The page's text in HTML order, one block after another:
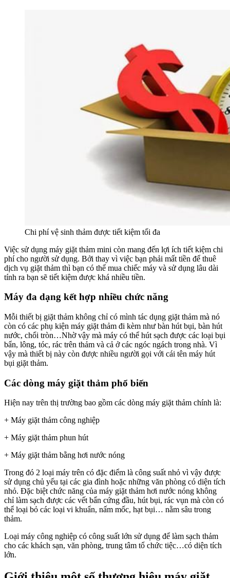
Chi phí vệ sinh thảm được tiết kiệm tối đa
Việc sử dụng máy giặt thảm mini còn mang đến lợi ích tiết kiệm chi
phí cho người sử dụng. Bởi thay vì việc bạn phải mất tiền để thuê
dịch vụ giặt thảm thì bạn có thể mua chiếc máy và sử dụng lâu dài
tính ra bạn sẽ tiết kiệm được khá nhiều tiền.
Máy đa dạng kết hợp nhiều chức năng
Mỗi thiết bị giặt thảm không chỉ có mình tác dụng giặt thảm mà nó
còn có các phụ kiện máy giặt thảm đi kèm như bàn hút bụi, bàn hút
nước, chổi tròn…Nhờ vậy mà máy có thể hút sạch được các loại bụi
bẩn, lông, tóc, rác trên thảm và cả ở các ngóc ngách trong nhà. Vì
vậy mà thiết bị này còn được nhiều người gọi với cái tên máy hút
bụi giặt thảm.
Các dòng máy giặt thảm phổ biến
Hiện nay trên thị trường bao gồm các dòng máy giặt thảm chính là:
+ Máy giặt thảm công nghiệp
+ Máy giặt thảm phun hút
+ Máy giặt thảm bằng hơi nước nóng
Trong đó 2 loại máy trên có đặc điểm là công suất nhỏ vì vậy được
sử dụng chủ yếu tại các gia đình hoặc những văn phòng có diện tích
nhỏ. Đặc biệt chức năng của máy giặt thảm hơi nước nóng không
chỉ làm sạch được các vết bẩn cứng đầu, hút bụi, rác vụn mà còn có
thể loại bỏ các loại vi khuẩn, nấm mốc, hạt bụi… nằm sâu trong
thảm.
Loại máy công nghiệp có công suất lớn sử dụng để làm sạch thảm
cho các khách sạn, văn phòng, trung tâm tổ chức tiệc…có diện tích
lớn.